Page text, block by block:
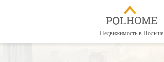
Недвижимость в Польше